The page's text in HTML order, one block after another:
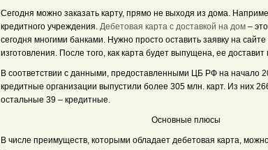
Сегодня можно заказать карту, прямо не выходя из дома.
кредитного учреждения. Дебетовая карта с доставкой на дом –
сегодня многими банками. Нужно просто оставить заявку на
изготовления. После того, как карта будет выпущена, ее доставит
В соответствии с данными, предоставленными ЦБ РФ на начало
кредитные организации выпустили более 305 млн. карт. Из них
остальные 39 – кредитные.
Основные плюсы
В числе преимуществ, которыми обладает дебетовая карта,